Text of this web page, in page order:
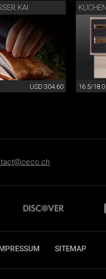
KAI
USD 304.60 16.5/18.0
SITEMAP